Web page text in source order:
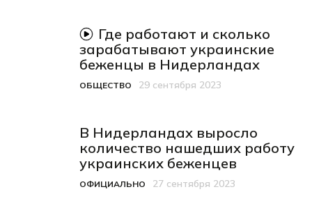
видеоматериал
Где работают и сколько
зарабатывают украинские
беженцы в Нидерландах
Категория
ОБЩЕСТВО
Дата публикации
29 сентября 2023
В Нидерландах выросло
количество нашедших работу
украинских беженцев
Категория
ОФИЦИАЛЬНО
Дата публикации27 сентября 2023